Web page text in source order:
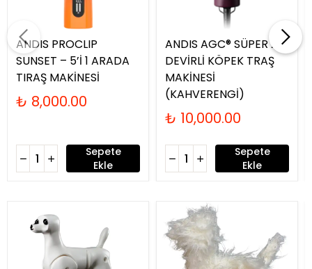
ANDIS PROCLIP
SUNSET – 5’İ 1 ARADA
TIRAŞ MAKİNESİ
₺ 8,000.00
Sepete
Ekle
ANDIS AGC® SÜPER 2-
DEVİRLİ KÖPEK TRAŞ
MAKİNESİ
(KAHVERENGİ)
₺ 10,000.00
Sepete
Ekle